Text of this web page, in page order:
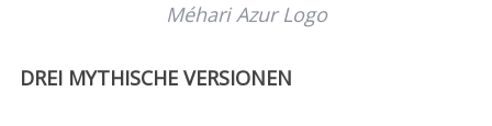
Méhari Azur Logo
DREI MYTHISCHE VERSIONEN